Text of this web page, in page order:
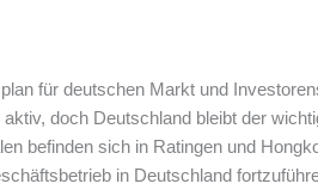
für deutschen Markt und
doch Deutschland bleibt der
befinden sich in Ratingen und
in Deutschland